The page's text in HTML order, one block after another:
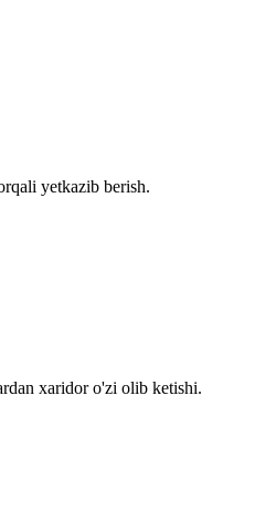
yetkazib berish.
xaridor o'zi olib ketishi.